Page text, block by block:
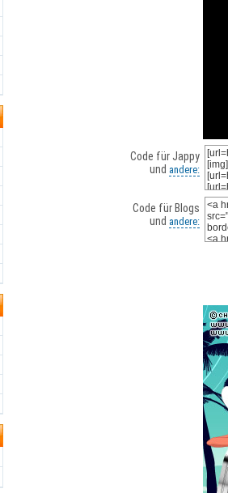
Code für Jappy
und andere:
Code für Blogs
und andere: